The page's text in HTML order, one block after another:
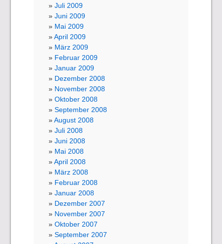
Juli 2009
Juni 2009
Mai 2009
April 2009
März 2009
Februar 2009
Januar 2009
Dezember 2008
November 2008
Oktober 2008
September 2008
August 2008
Juli 2008
Juni 2008
Mai 2008
April 2008
März 2008
Februar 2008
Januar 2008
Dezember 2007
November 2007
Oktober 2007
September 2007